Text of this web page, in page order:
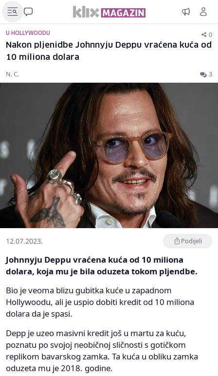
U HOLLYWOODU 0
Nakon pljenidbe Johnnyju Deppu vraćena kuća od
10 miliona dolara
N. C. 3
12.07.2023. Podijeli
Johnnyju Deppu vraćena kuća od 10 miliona
dolara, koja mu je bila oduzeta tokom pljendbe.
Bio je veoma blizu gubitka kuće u zapadnom
Hollywoodu, ali je uspio dobiti kredit od 10 miliona
dolara da je spasi.
Depp je uzeo masivni kredit još u martu za kuću,
poznatu po svojoj neobičnoj sličnosti s gotičkom
replikom bavarskog zamka. Ta kuća u obliku zamka
oduzeta mu je 2018. godine.